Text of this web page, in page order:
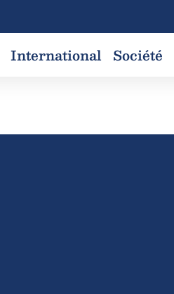
International Société